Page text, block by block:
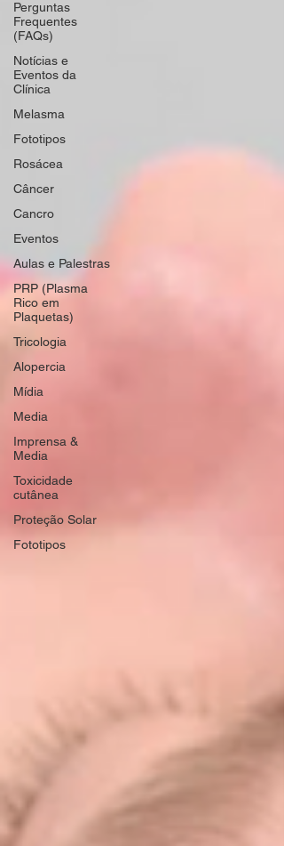
Perguntas
Frequentes
(FAQs)
Notícias e
Eventos da
Clínica
Melasma
Fototipos
Rosácea
Câncer
Cancro
Eventos
Aulas e Palestras
PRP (Plasma
Rico em
Plaquetas)
Tricologia
Alopercia
Mídia
Media
Imprensa &
Media
Toxicidade
cutânea
Proteção Solar
Fototipos